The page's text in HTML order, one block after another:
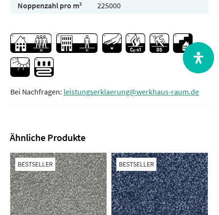
Noppenzahl pro m²
225000
Bei Nachfragen: leistungserklaerung@werkhaus-raum.de
Ähnliche Produkte
BESTSELLER BESTSELLER